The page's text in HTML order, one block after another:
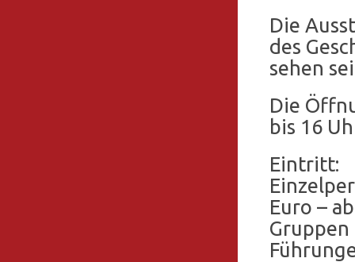
Die
des
sehen
Die
bis 16
Eintritt:
Euro –
Gruppen